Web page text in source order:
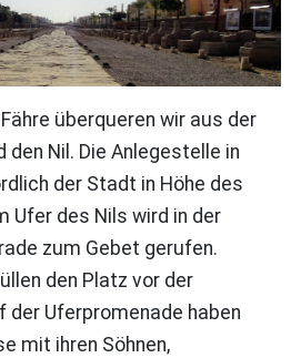
überqueren wir aus der
Nil. Die Anlegestelle in
der Stadt in Höhe des
Ufer des Nils wird in der
zum Gebet gerufen.
den Platz vor der
der Uferpromenade haben
mit ihren Söhnen,